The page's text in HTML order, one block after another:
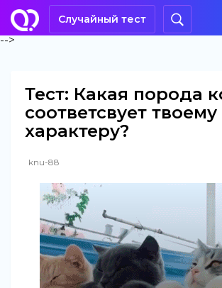
Случайный тест
-->
Тест: Какая порода
соответсвует твоему
характеру?
knu-88